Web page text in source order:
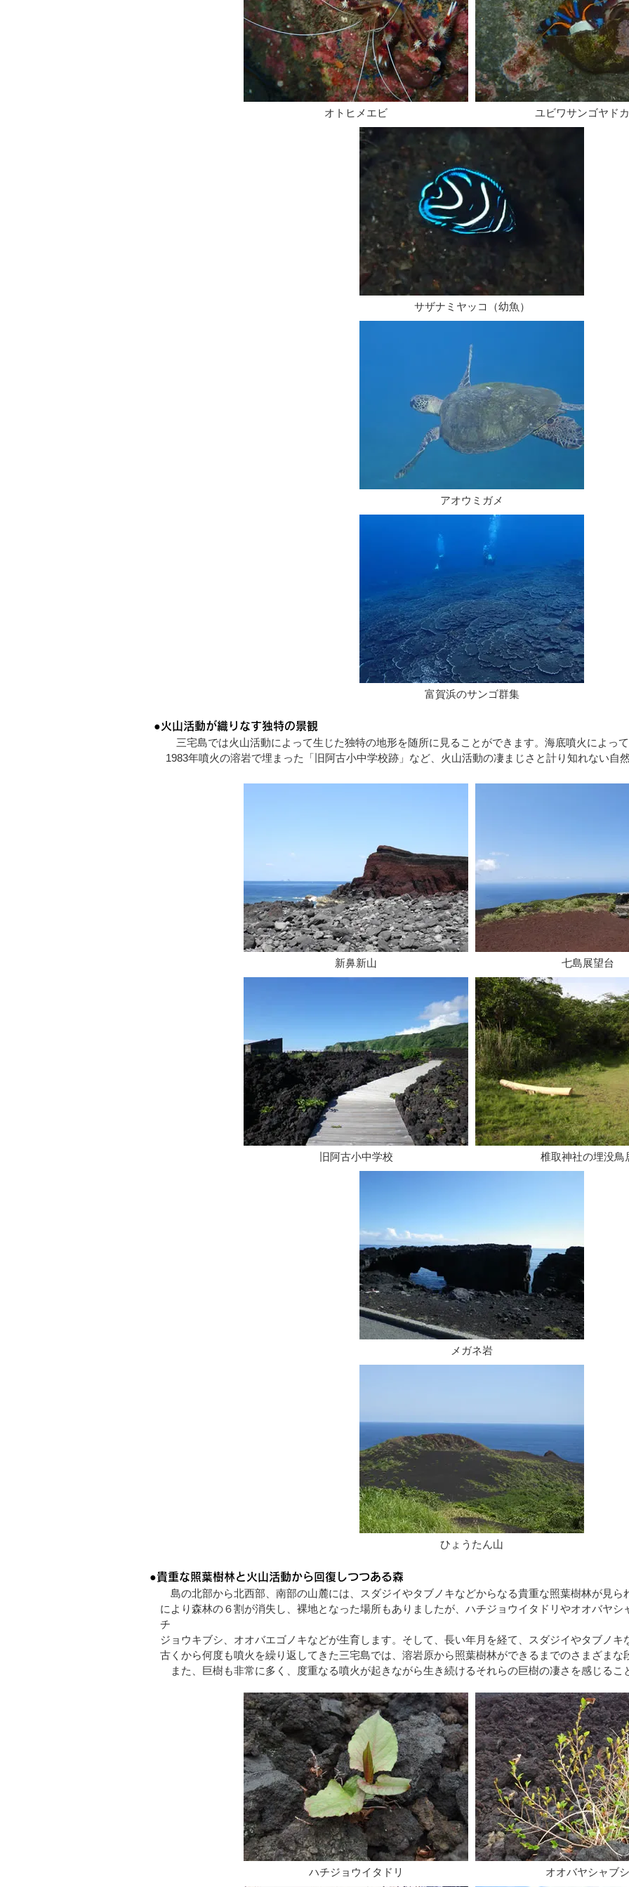
​オトヒメエビ​ ユビワサンゴヤド
​サザナミヤッコ（幼魚）
​アオウミガメ
富賀浜のサンゴ群集
●火山活動が織りなす独特の景観
三宅島では火山活動によって生じた独特の地形を随所に見ることができます。海底噴火によっ
1983年噴火の溶岩で埋まった「旧阿古小中学校跡」など、火山活動の凄まじさと計り知れない自
​新鼻新山
​旧阿古小中学校​
​七島展望台
椎取神社の埋没鳥
​メガネ岩
​ひょうたん山
●貴重な照葉樹林と火山活動から回復しつつある森
島の北部から北西部、南部の山麓には、スダジイやタブノキなどからなる貴重な照葉樹林が見ら
により森林の６割が消失し、裸地となった場所もありましたが、ハチジョウイタドリやオオバヤシ
チ
ジョウキブシ、オオバエゴノキなどが生育します。そして、長い年月を経て、スダジイやタブノキ
古くから何度も噴火を繰り返してきた三宅島では、溶岩原から照葉樹林ができるまでのさまざまな
また、巨樹も非常に多く、度重なる噴火が起きながら生き続けるそれらの巨樹の凄さを感じるこ
​ハチジョウイタドリ ​オオバヤシャブシ